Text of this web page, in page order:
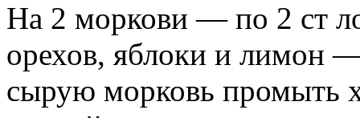
На 2 моркови — по 2 ст
орехов, яблоки и
сырую морковь промыть